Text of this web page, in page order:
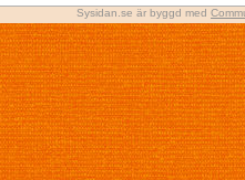
Sysidan.se är byggd med